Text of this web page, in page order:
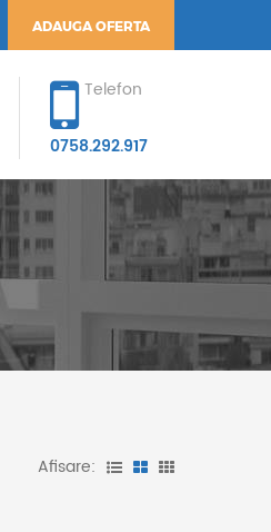
ADAUGA OFERTA
Telefon
0758.292.917
Afisare: